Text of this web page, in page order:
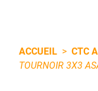
ACCUEIL > CTC
TOURNOIR 3X3